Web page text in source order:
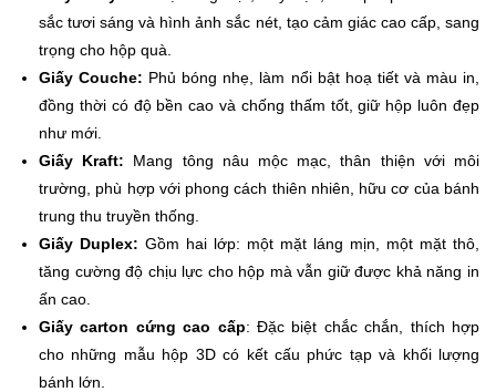
sắc tươi sáng và hình ảnh sắc nét, tạo cảm giác cao cấp, sang
trọng cho hộp quà.
Giấy Couche: Phủ bóng nhẹ, làm nổi bật hoạ tiết và màu in,
đồng thời có độ bền cao và chống thấm tốt, giữ hộp luôn đẹp
như mới.
Giấy Kraft: Mang tông nâu mộc mạc, thân thiện với môi
trường, phù hợp với phong cách thiên nhiên, hữu cơ của bánh
trung thu truyền thống.
Giấy Duplex: Gồm hai lớp: một mặt láng mịn, một mặt thô,
tăng cường độ chịu lực cho hộp mà vẫn giữ được khả năng in
ấn cao.
Giấy carton cứng cao cấp: Đặc biệt chắc chắn, thích hợp
cho những mẫu hộp 3D có kết cấu phức tạp và khối lượng
bánh lớn.